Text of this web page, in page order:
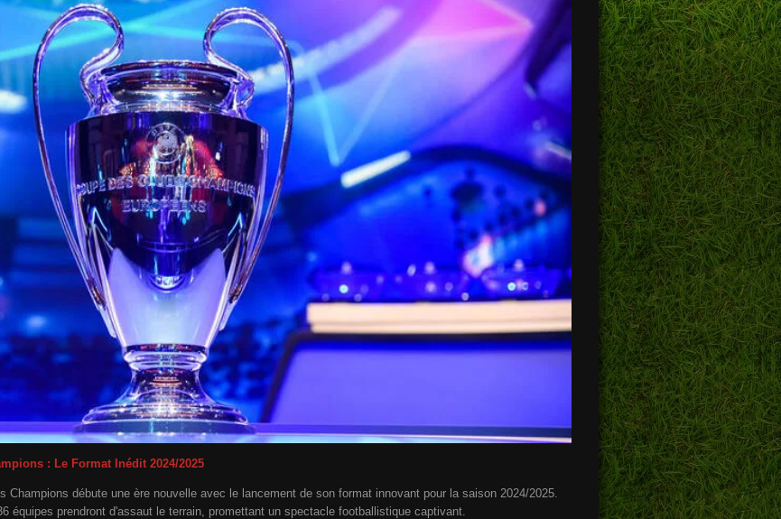
: Le Format Inédit 2024/2025
Champions débute une ère nouvelle avec le lancement de son format innovant pour la saison 2024/2025.
équipes prendront d'assaut le terrain, promettant un spectacle footballistique captivant.